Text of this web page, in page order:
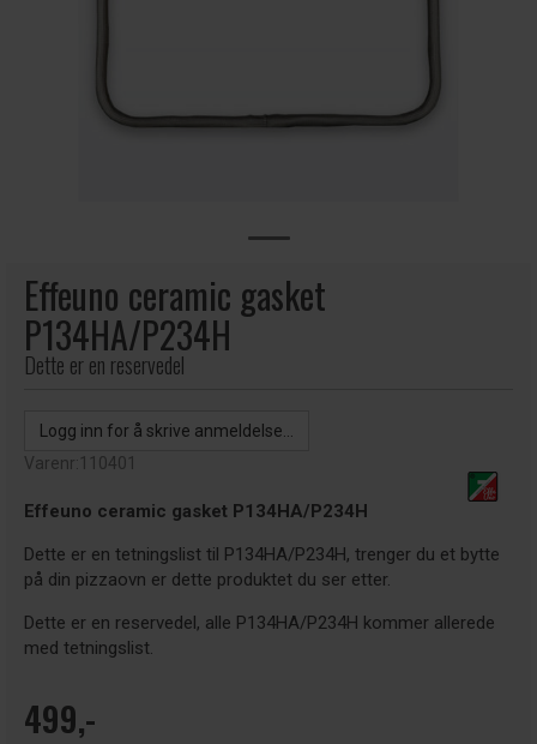
Effeuno ceramic gasket
P134HA/P234H
Dette er en reservedel
Logg inn for å skrive anmeldelse...
Varenr:110401
Effeuno ceramic gasket P134HA/P234H
Dette er en tetningslist til P134HA/P234H, trenger du et bytte
på din pizzaovn er dette produktet du ser etter.
Dette er en reservedel, alle P134HA/P234H kommer allerede
med tetningslist.
499,-